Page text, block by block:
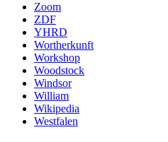
Zoom
ZDF
YHRD
Wortherkunft
Workshop
Woodstock
Windsor
William
Wikipedia
Westfalen